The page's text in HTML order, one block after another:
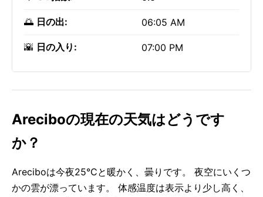
🌅 日の出: 06:05 AM
🌇 日の入り: 07:00 PM
Areciboの現在の天気はどうです
か？
Areciboは今夜25°Cと暖かく、曇りです。 夜空にいくつ
かの雲が漂っています。 体感温度は表示より少し高く、